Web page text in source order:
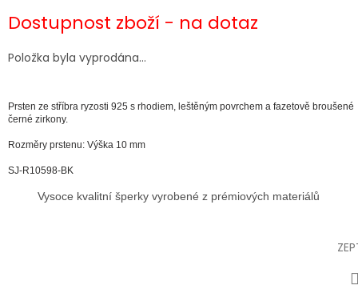
cena:
Dostupnost zboží - na dotaz
Položka byla vyprodána…
Prsten ze stříbra ryzosti 925 s rhodiem, leštěným povrchem a fazetově broušené
černé zirkony.
Rozměry prstenu: Výška 10 mm
SJ-R10598-BK
Vysoce kvalitní šperky vyrobené z prémiových materiálů